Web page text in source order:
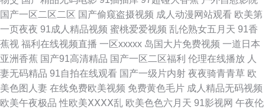
站在线观看 91探花熟女在线播放 色哟哟欧美专区 国产精品久久夜 91人妻天
堂 日韩亚洲综合在线 超碰资源92 91超碰在线咨询 日本高清无码一区 国产拉
拉 www男人天堂 中文字幕人妻熟女人妻 婷婷激情性 久久草电影 爱爱网站午
夜 国产黑丝TV AV最新福利导航 亚洲男人的天堂www 久久超伊人超 操B在线
国产一区二区二区 国产偷窥盗摄视频 成人动漫网站观看 欧美第
一页夜夜 91成人精品视频 蜜桃爱爱视频 乱伦熟女五月天 91香
蕉视 福利在线视频直播 一区xxxxx 岛国大片免费视频 一道日本
亚洲香蕉 国产91高清精品 国产一区二区福利 伦理在线播放 人
妻无码精品 91自拍在线观看 国产一级片内射 夜夜骑青青草 欧
美色图人妻 在线免费欧美视频 免费黄色毛片 成人精品无码视频
欧美午夜极品 性欧美ⅩⅩⅩⅩ乱 欧美色色六月天 91影视网 午夜伦